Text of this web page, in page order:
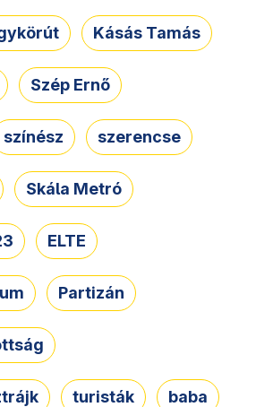
Kásás Tamás
Szép Ernő
színész szerencse
Skála Metró
ELTE
Partizán
turisták baba